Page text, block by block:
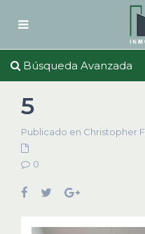
Búsqueda Avanzada
5
Publicado en Christopher
0